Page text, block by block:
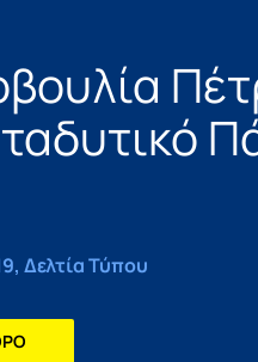
, Δελτία Τύπου